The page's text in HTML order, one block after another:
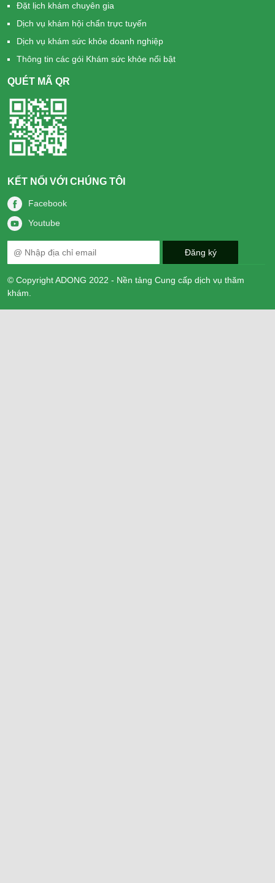
Đặt lịch khám chuyên gia
Dịch vụ khám hội chẩn trực tuyến
Dịch vụ khám sức khỏe doanh nghiệp
Thông tin các gói Khám sức khỏe nổi bật
QUÉT MÃ QR
KẾT NỐI VỚI CHÚNG TÔI
Facebook
Youtube
© Copyright ADONG 2022 - Nền tảng Cung cấp dịch vụ thăm
khám.